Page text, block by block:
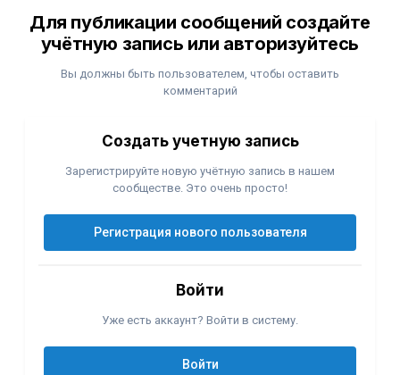
Для публикации сообщений создайте
учётную запись или авторизуйтесь
Вы должны быть пользователем, чтобы оставить
комментарий
Создать учетную запись
Зарегистрируйте новую учётную запись в нашем
сообществе. Это очень просто!
Регистрация нового пользователя
Войти
Уже есть аккаунт? Войти в систему.
Войти